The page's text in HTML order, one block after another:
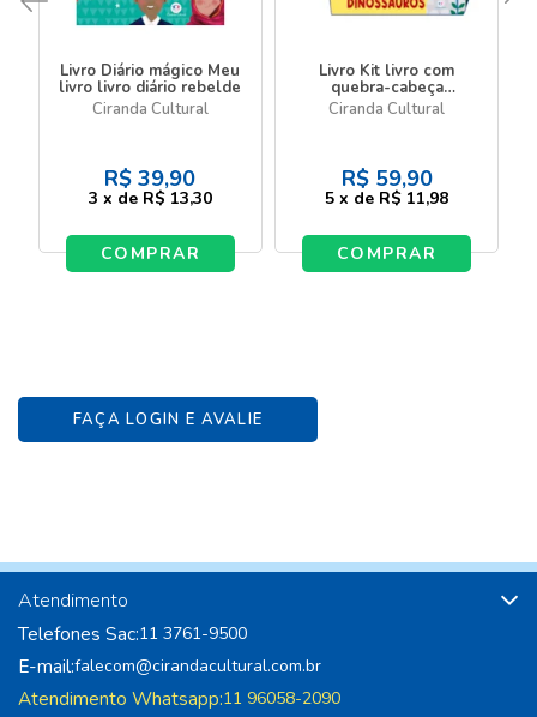
Livro Diário mágico Meu
livro livro diário rebelde
Ciranda Cultural
R$ 39,90
3 x de R$ 13,30
COMPRAR
Livro Kit livro com
quebra-cabeça
Dinossauros - Livro com
Ciranda Cultural
R$ 59,90
5 x de R$ 11,98
COMPRAR
FAÇA LOGIN E AVALIE
Atendimento
Telefones Sac:11 3761-9500
E-mail:falecom@cirandacultural.com.br
Atendimento Whatsapp:11 96058-2090